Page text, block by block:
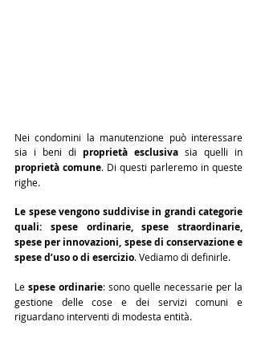
Nei condomini la manutenzione può interessare
sia i beni di proprietà esclusiva
proprietà comune. Di questi parleremo in queste
righe.
Le spese vengono suddivise in grandi categorie
quali: spese ordinarie, spese straordinarie,
spese per innovazioni, spese di conservazione e
spese d’uso o di esercizio. Vediamo di definirle.
Le spese ordinarie: sono quelle necessarie per la
gestione delle cose e dei servizi comuni e
riguardano interventi di modesta entità.